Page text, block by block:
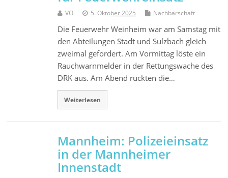
VO 5. Oktober 2025 Nachbarschaft
Die Feuerwehr Weinheim war am Samstag mit
den Abteilungen Stadt und Sulzbach gleich
zweimal gefordert. Am Vormittag löste ein
Rauchwarnmelder in der Rettungswache des
DRK aus. Am Abend rückten die…
Weiterlesen
Mannheim: Polizeieinsatz
in der Mannheimer
Innenstadt